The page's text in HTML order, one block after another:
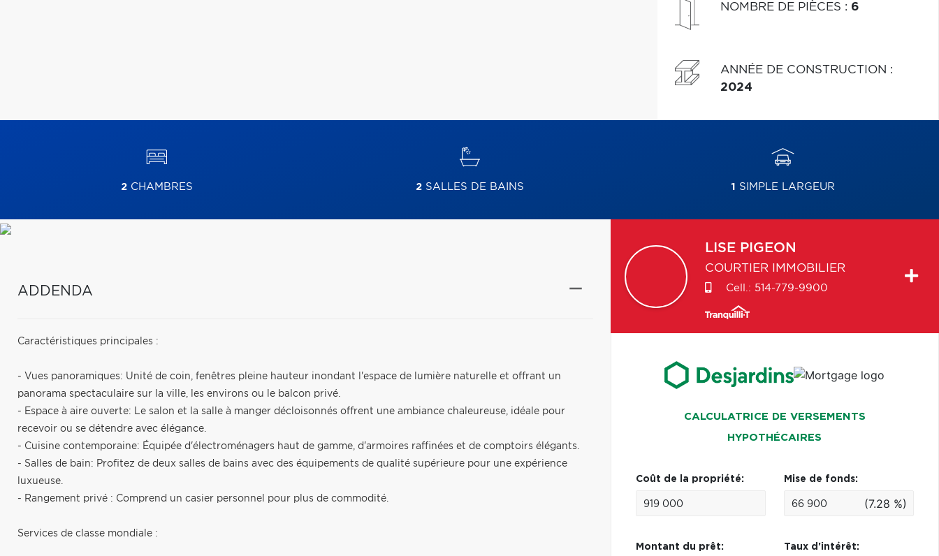
NOMBRE DE PIÈCES : 6
ANNÉE DE CONSTRUCTION :
2024
2CHAMBRES 2SALLES DE BAINS 1 SIMPLE LARGEUR
ADDENDA
Caractéristiques principales :
- Vues panoramiques: Unité de coin, fenêtres pleine hauteur inondant l'espace de lumière naturelle et offrant un
panorama spectaculaire sur la ville, les environs ou le balcon privé.
- Espace à aire ouverte: Le salon et la salle à manger décloisonnés offrent une ambiance chaleureuse, idéale pour
recevoir ou se détendre avec élégance.
- Cuisine contemporaine: Équipée d'électroménagers haut de gamme, d'armoires raffinées et de comptoirs élégants.
- Salles de bain: Profitez de deux salles de bains avec des équipements de qualité supérieure pour une expérience
luxueuse.
- Rangement privé : Comprend un casier personnel pour plus de commodité.
Services de classe mondiale :
LISE PIGEON
COURTIER IMMOBILIER
Cell.: 514-779-9900
CALCULATRICE DE VERSEMENTS
HYPOTHÉCAIRES
Coût de la propriété: Mise de fonds:
(7.28 %)
Montant du prêt: Taux d'intérêt: